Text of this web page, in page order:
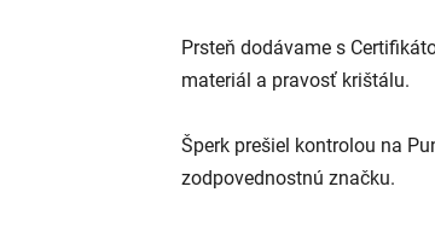
Prsteň dodávame s
materiál a pravosť krištálu.
Šperk prešiel kontrolou na
zodpovednostnú značku.